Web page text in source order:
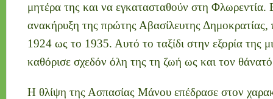
μητέρα της και να εγκατασταθούν στη Φλωρεντία.
ανακήρυξη της πρώτης Αβασίλευτης
1924 ως το 1935. Αυτό το ταξίδι στην εξορία της
καθόρισε σχεδόν όλη της τη ζωή ως και τον
Η θλίψη της Ασπασίας Μάνου επέδρασε στον